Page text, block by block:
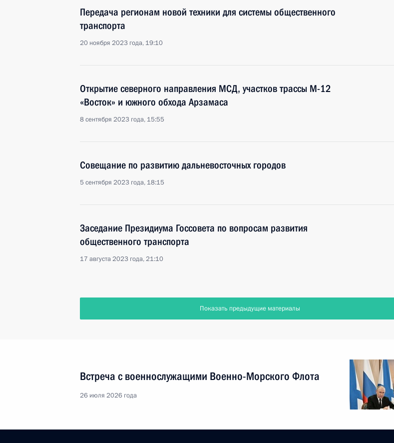
Передача регионам новой техники для системы общественного
транспорта
20 ноября 2023 года, 19:10
Открытие северного направления МСД, участков трассы М-12
«Восток» и южного обхода Арзамаса
8 сентября 2023 года, 15:55
Совещание по развитию дальневосточных городов
5 сентября 2023 года, 18:15
Заседание Президиума Госсовета по вопросам развития
общественного транспорта
17 августа 2023 года, 21:10
Показать предыдущие материалы
Встреча с военнослужащими Военно-Морского Флота
26 июля 2026 года